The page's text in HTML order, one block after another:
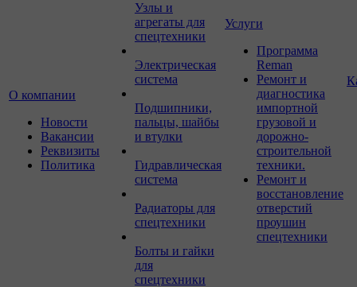
О компании
Новости
Вакансии
Реквизиты
Политика
Узлы и
агрегаты для
спецтехники
Электрическая
система
Подшипники,
пальцы, шайбы
и втулки
Гидравлическая
система
Радиаторы для
спецтехники
Болты и гайки
для
спецтехники
Услуги
Программа
Reman
Ремонт и
диагностика
импортной
грузовой и
дорожно-
строительной
техники.
Ремонт и
восстановление
отверстий
проушин
спецтехники